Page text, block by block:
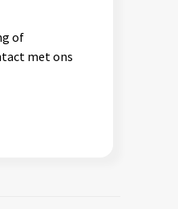
of
met ons